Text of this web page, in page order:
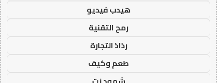
هيدب فيديو
رمح التقنية
رذاذ التجارة
طعم وكيف